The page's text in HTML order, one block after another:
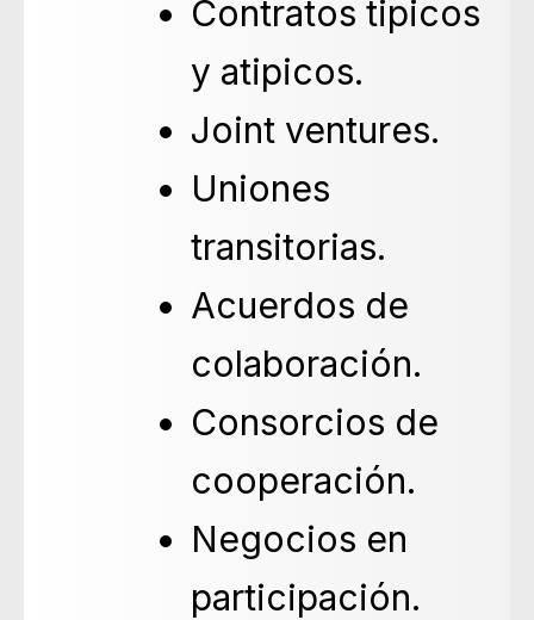
Contratos tipicos
y atipicos.
Joint ventures.
Uniones
transitorias.
Acuerdos de
colaboración.
Consorcios de
cooperación.
Negocios en
participación.